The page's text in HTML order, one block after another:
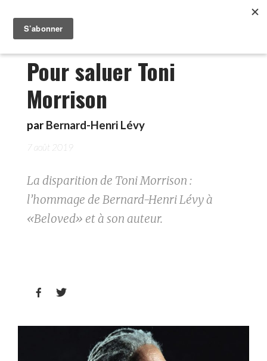
Pour saluer Toni
Morrison
par Bernard-Henri Lévy
7 août 2019
La disparition de Toni Morrison :
l’hommage de Bernard-Henri Lévy à
«Beloved» et à son auteur.
 